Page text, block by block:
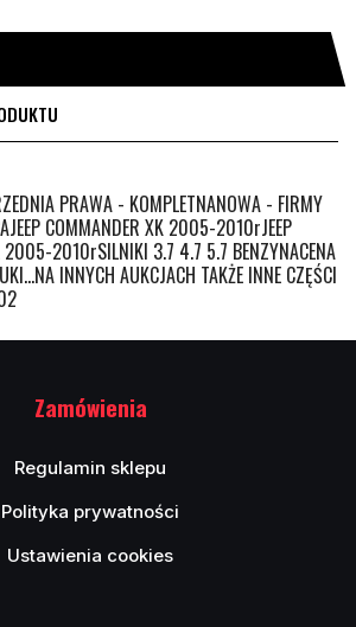
PRAWA - KOMPLETNANOWA - FIRMY
COMMANDER XK 2005-2010rJEEP
2005-2010rSILNIKI 3.7 4.7 5.7 BENZYNACENA
INNYCH AUKCJACH TAKŻE INNE CZĘŚCI
Zamówienia
Regulamin sklepu
Polityka prywatności
Ustawienia cookies